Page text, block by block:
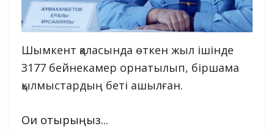
Шымкент қаласында өткен жыл ішінде
3177 бейнекамер орнатылып, біршама
қылмыстардың беті ашылған.
Оқи отырыңыз...